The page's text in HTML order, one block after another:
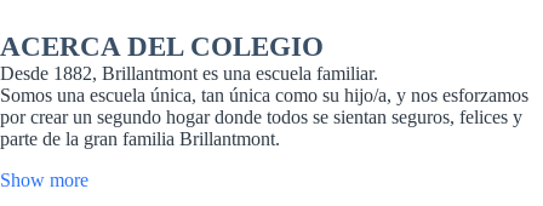
ACERCA DEL COLEGIO
Desde 1882, Brillantmont es una escuela familiar.
Somos una escuela única, tan única como su hijo/a, y nos esforzamos
por crear un segundo hogar donde todos se sientan seguros, felices y
parte de la gran familia Brillantmont.
Show more